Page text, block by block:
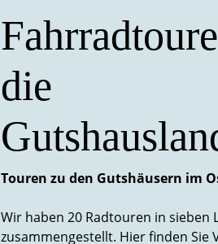
die
Touren zu den Gutshäusern im
Wir haben 20 Radtouren in sieben
zusammengestellt. Hier finden Sie